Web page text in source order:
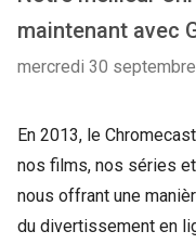
maintenant avec
mercredi 30
En 2013, le
nos films, nos séries
nous offrant une
du divertissement en